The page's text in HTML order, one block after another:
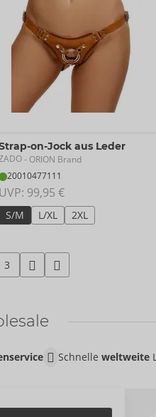
on-Jock aus Leder
- ORION Brand
20010477111
UVP: 99,95 €
S/M L/XL 2XL
3
Schnelle weltweite